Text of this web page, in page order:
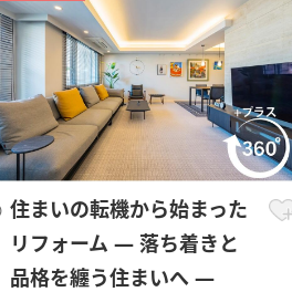
住まいの転機から始まった
リフォーム ― 落ち着きと
品格を纏う住まいへ ―